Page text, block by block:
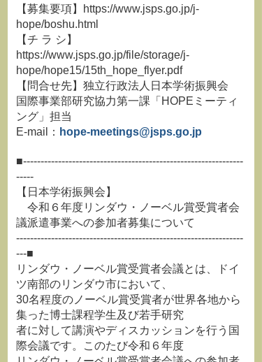
【募集要項】https://www.jsps.go.jp/j-
hope/boshu.html
【チ ラ シ】
https://www.jsps.go.jp/file/storage/j-
hope/hope15/15th_hope_flyer.pdf
【問合せ先】独立行政法人日本学術振興会
国際事業部研究協力第一課「HOPEミーティ
ング」担当
E-mail： hope-meetings@jsps.go.jp
■---------------------------------------------------------------
-----
【日本学術振興会】
令和６年度リンダウ・ノーベル賞受賞者会
議派遣事業への参加者募集について
-----------------------------------------------------------------
---■
リンダウ・ノーベル賞受賞者会議とは、ドイ
ツ南部のリンダウ市において、
30名程度のノーベル賞受賞者が世界各地から
集った博士課程学生及び若手研究
者に対して講演やディスカッションを行う国
際会議です。このたび令和６年度